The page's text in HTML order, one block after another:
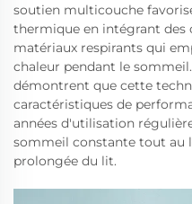
soutien multicouche
thermique en intégrant des
matériaux respirants qui
chaleur pendant le
démontrent que cette
caractéristiques de
années d'utilisation
sommeil constante tout au
prolongée du lit.